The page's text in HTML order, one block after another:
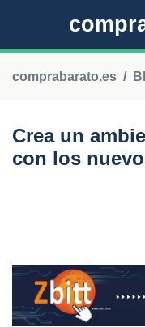
comprabarato.es
Crea un
con los